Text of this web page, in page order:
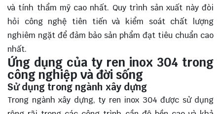
và tính thẩm mỹ cao nhất. Quy trình sản xuất này đòi
hỏi công nghệ tiên tiến và kiểm soát chất lượng
nghiêm ngặt để đảm bảo sản phẩm đạt tiêu chuẩn cao
nhất.
Ứng dụng của ty ren inox 304 trong
công nghiệp và đời sống
Sử dụng trong ngành xây dựng
Trong ngành xây dựng, ty ren inox 304 được sử dụng